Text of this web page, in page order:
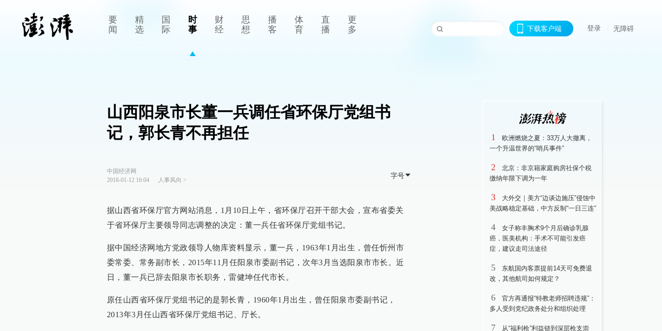
要
闻
精
选
国
际
时
事
财
经
思
想
播
客
体
育
直
播
更
多
下载客户端 登录 无障碍
山西阳泉市长董一兵调任省环保厅党组书
记，郭长青不再担任
中国经济网
2018-01-12 16:04
人事风向 >
字号
据山西省环保厅官方网站消息，1月10日上午，省环保厅召开干部大会，宣布省委关
于省环保厅主要领导同志调整的决定：董一兵任省环保厅党组书记。
据中国经济网地方党政领导人物库资料显示，董一兵，1963年1月出生，曾任忻州市
委常委、常务副市长，2015年11月任阳泉市委副书记，次年3月当选阳泉市市长。近
日，董一兵已辞去阳泉市长职务，雷健坤任代市长。
原任山西省环保厅党组书记的是郭长青，1960年1月出生，曾任阳泉市委副书记，
2013年3月任山西省环保厅党组书记、厅长。
1
欧洲燃烧之夏：33万人大撤离，
一个升温世界的“哨兵事件”
2
北京：非京籍家庭购房社保个税
缴纳年限下调为一年
3
大外交｜美方“边谈边施压”侵蚀中
美战略稳定基础，中方反制“一日三连”
4
女子称丰胸术9个月后确诊乳腺
癌，医美机构：手术不可能引发癌
症，建议走司法途径
5
东航国内客票提前14天可免费退
改，其他航司如何规定？
6
官方再通报“特教老师招聘违规”：
多人受到党纪政务处分和组织处理
7
从“福利枪”利益链到深层枪支崇